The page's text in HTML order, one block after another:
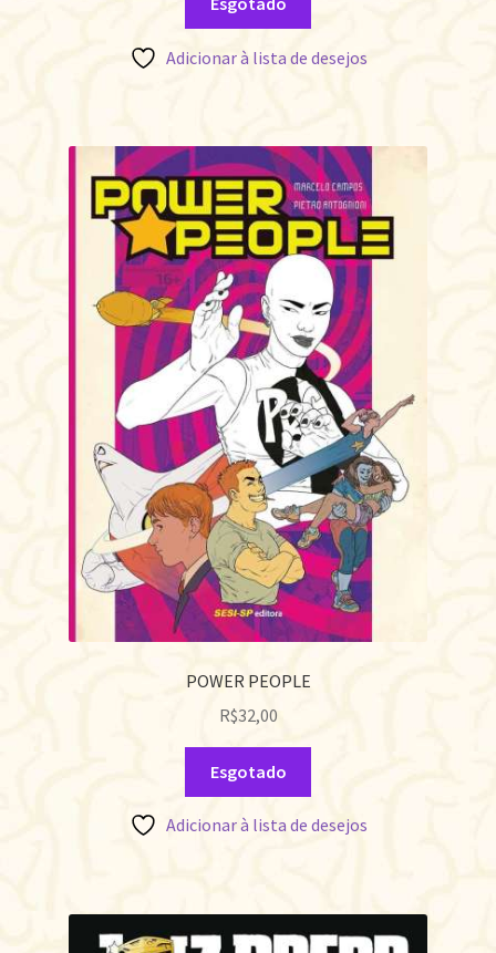
Adicionar à lista de desejos
POWER PEOPLE
R$32,00
Esgotado
Adicionar à lista de desejos